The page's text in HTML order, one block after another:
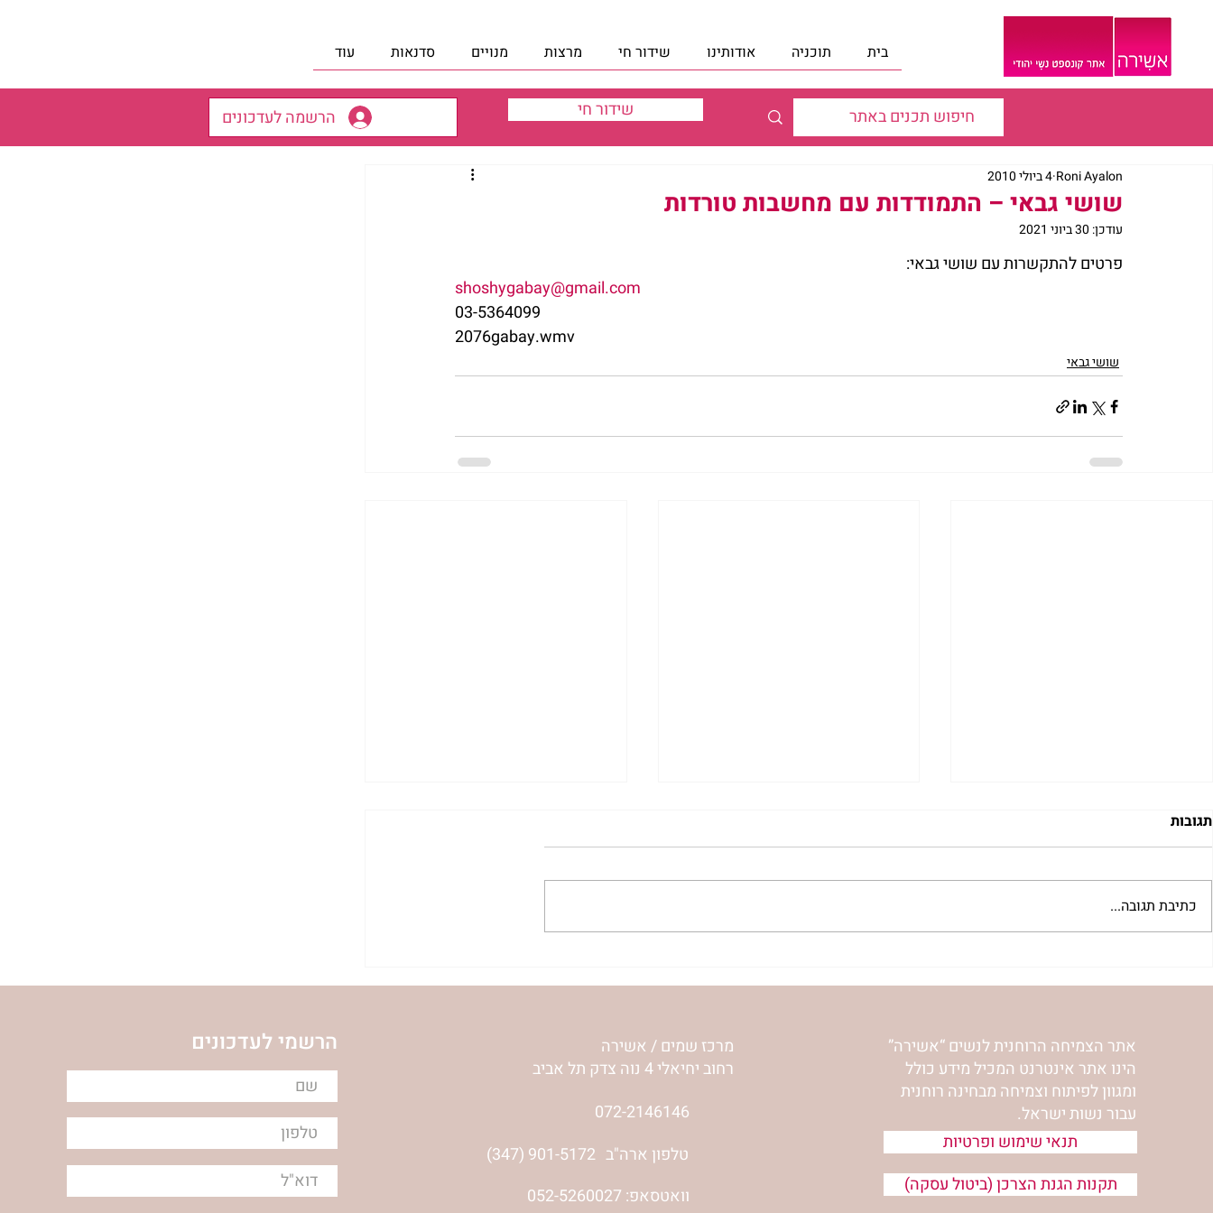
בית תוכניה אודותינו שידור חי מרצות מנויים סדנאות עוד
הרשמה לעדכונים שידור חי
שושי גבאי – התמודדות עם מחשבות טורדות
Roni Ayalon 4 ביולי 2010
עודכן: 30 ביוני 2021
פרטים להתקשרות עם שושי גבאי:
shoshygabay@gmail.com
03-5364099
2076gabay.wmv
שושי גבאי
היומיום | שושי גבאי
היוצרותן ומניעתן | שושי גבאי
10 ימי התשובה ויום
#עשרתימיתשובה #שושיגבאי
תגובות
כתיבת תגובה...
הרשמי לעדכונים
מרכז שמים / אשירה
רחוב יחיאלי 4 נוה צדק תל אביב
072-2146146
(347) 901-5172 טלפון ארה"ב
וואטסאפ: 052-5260027
אתר הצמיחה הרוחנית לנשים “אשירה”
הינו אתר אינטרנט המכיל מידע כולל
ומגוון לפיתוח וצמיחה מבחינה רוחנית
עבור נשות ישראל.
תנאי שימוש ופרטיות
תקנות הגנת הצרכן (ביטול עסקה)